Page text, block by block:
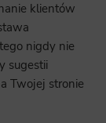
klientów
nigdy nie
sugestii
Twojej stronie